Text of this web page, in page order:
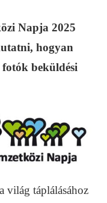
Napja 2025
hogyan
beküldési
világ táplálásához